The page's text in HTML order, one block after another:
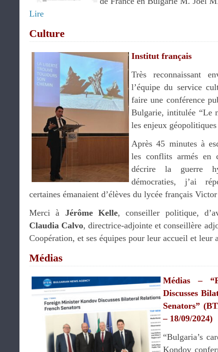
Lire
Culture
Institut français
Très reconnaissant
l’équipe du service
faire une conférence
Bulgarie, intitulée “Le
les enjeux
Après 45 minutes à
les conflits armés en
décrire la guerre
démocraties, j’ai
certaines émanaient d’élèves du lycée français
Merci à Jérôme Kelle, conseiller politique,
Claudia Calvo, directrice-adjointe et conseillère
Coopération, et ses équipes pour leur accueil et leur
Médias
Médias –
Discusses
Senators”
– 18/09/2024)
“Bulgaria’s
Kondov